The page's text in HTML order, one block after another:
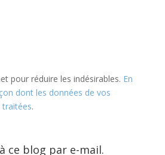
pour réduire les indésirables. En
dont les données de vos
.
ce blog par e-mail.